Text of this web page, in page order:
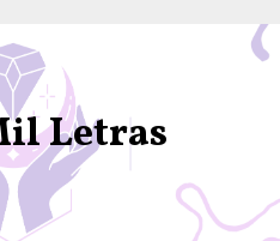
Letras